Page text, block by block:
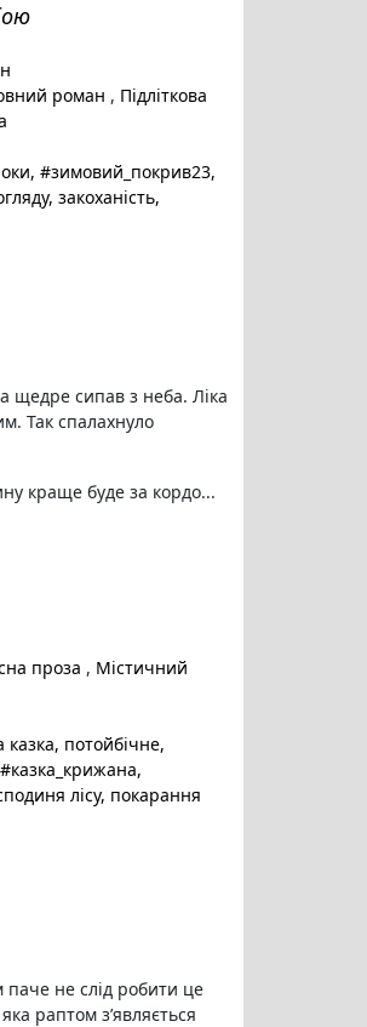
роман , Підліткова
, #зимовий_покрив23,
, закоханість,
щедре сипав з неба. Ліка
Так спалахнуло
краще буде за кордо...
проза , Містичний
, потойбічне,
,
лісу, покарання
паче не слід робити це
раптом з’являється